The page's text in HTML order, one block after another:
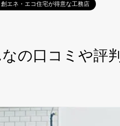
エネ・エコ住宅が得意な工務店
の口コミや評判